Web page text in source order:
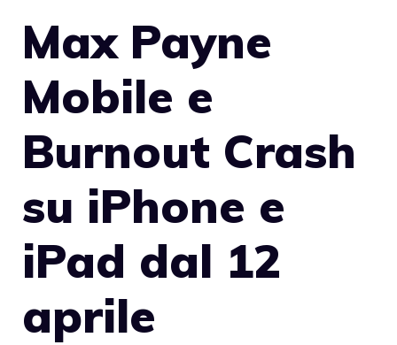
Max Payne
Mobile e
Burnout Crash
su iPhone e
iPad dal 12
aprile